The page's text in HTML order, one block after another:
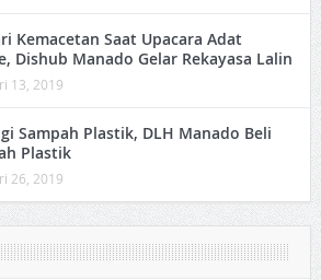
Kemacetan Saat Upacara Adat
Dishub Manado Gelar Rekayasa Lalin
13, 2019
Sampah Plastik, DLH Manado Beli
Plastik
26, 2019